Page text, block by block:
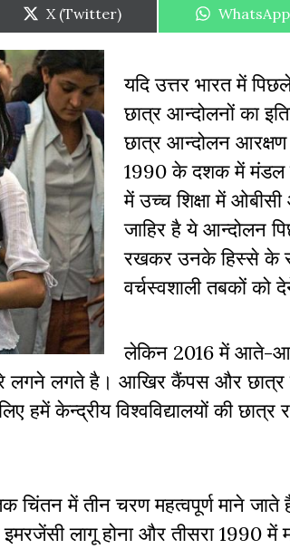
Share
on
X (Twitter)
Share
WhatsApp
यदि उत्तर भारत में
छात्र आन्दोलनों का
छात्र आन्दोलन
1990 के दशक में मंडल
में उच्च शिक्षा में
जाहिर है ये आन्दोलन
रखकर उनके हिस्से के
वर्चस्वशाली तबकों को
लेकिन 2016 में आते-
लगने लगते है। आखिर कैंपस और छात्र
केन्द्रीय विश्वविद्यालयों की छात्र
में तीन चरण महत्वपूर्ण माने जाते है:
लागू होना और तीसरा 1990 में